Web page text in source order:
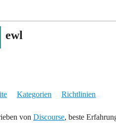
ewl
Kategorien Richtlinien
von Discourse, beste